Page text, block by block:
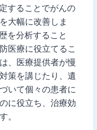
することでがんの
大幅に改善しま
を分析すること
医療に役立てるこ
、医療提供者が慢
策を講じたり、遺
いて個々の患者に
に役立ち、治療効
。